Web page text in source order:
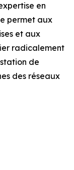
en
permet aux
et aux
radicalement
de
des réseaux